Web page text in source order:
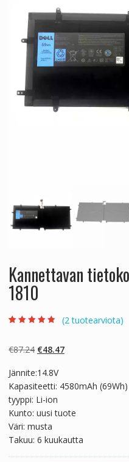
Kannettavan
1810
asiakkaan
(2tuotearviota)
€87.24 Alkuperäinen
oli:
€87.24.
€48.47Nykyinen
€48.47.
Jännite:14.8V
Kapasiteetti: 4580mAh (69Wh)
tyyppi: Li-ion
Kunto: uusi tuote
Väri: musta
Takuu: 6 kuukautta